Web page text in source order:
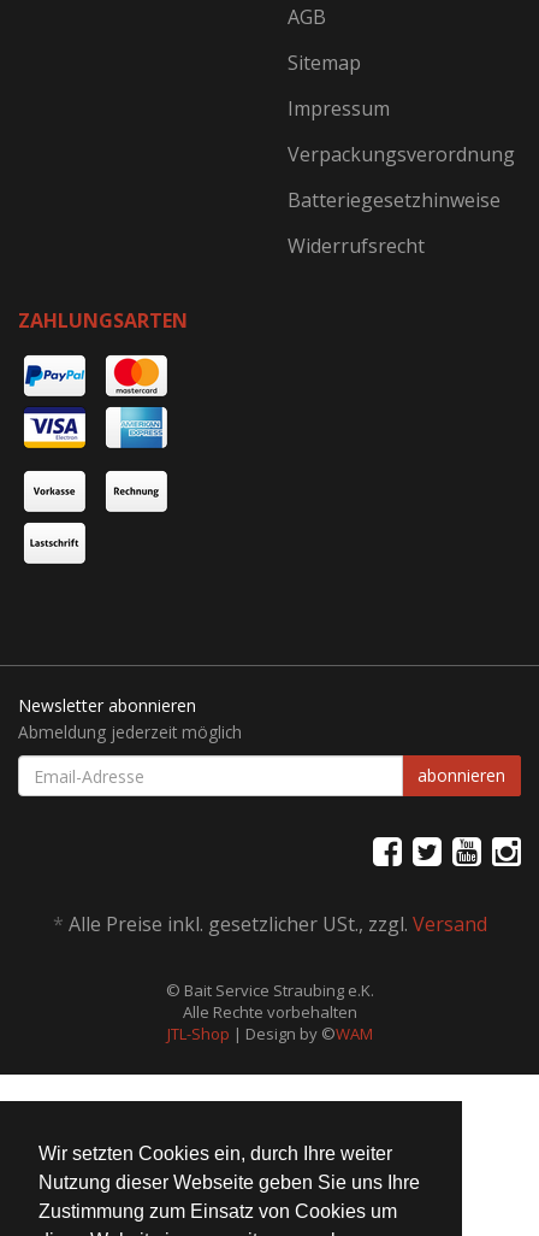
Wir setzten Cookies ein, durch Ihre weiter
Nutzung dieser Webseite geben Sie uns Ihre
Zustimmung zum Einsatz von Cookies um
AGB
Sitemap
Impressum
Verpackungsverordnung
Batteriegesetzhinweise
Widerrufsrecht
ZAHLUNGSARTEN
Newsletter abonnieren
Abmeldung jederzeit möglich
EMAIL-
ADRESSE
abonnieren
* Alle Preise inkl. gesetzlicher USt., zzgl. Versand
© Bait Service Straubing e.K.
Alle Rechte vorbehalten
JTL-Shop | Design by ©WAM